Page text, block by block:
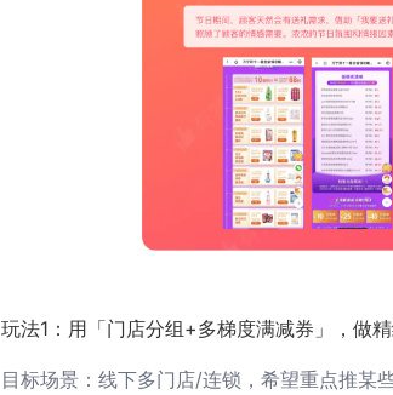
玩法1：用「门店分组+多梯度满减券」，做
目标场景：线下多门店/连锁，希望重点推某